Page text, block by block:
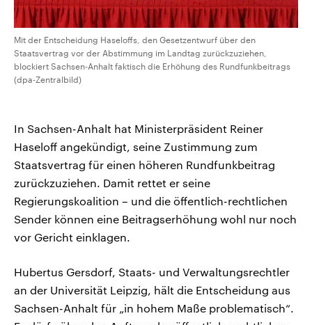
Mit der Entscheidung Haseloffs, den Gesetzentwurf über den
Staatsvertrag vor der Abstimmung im Landtag zurückzuziehen,
blockiert Sachsen-Anhalt faktisch die Erhöhung des Rundfunkbeitrags
(dpa-Zentralbild)
In Sachsen-Anhalt hat Ministerpräsident Reiner
Haseloff angekündigt, seine Zustimmung zum
Staatsvertrag für einen höheren Rundfunkbeitrag
zurückzuziehen. Damit rettet er seine
Regierungskoalition – und die öffentlich-rechtlichen
Sender können eine Beitragserhöhung wohl nur noch
vor Gericht einklagen.
Hubertus Gersdorf, Staats- und Verwaltungsrechtler
an der Universität Leipzig, hält die Entscheidung aus
Sachsen-Anhalt für „in hohem Maße problematisch“.